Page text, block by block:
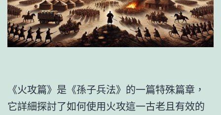
《火攻篇》是《孫子兵法》的一篇特殊篇章，
它詳細探討了如何使用火攻這一古老且有效的